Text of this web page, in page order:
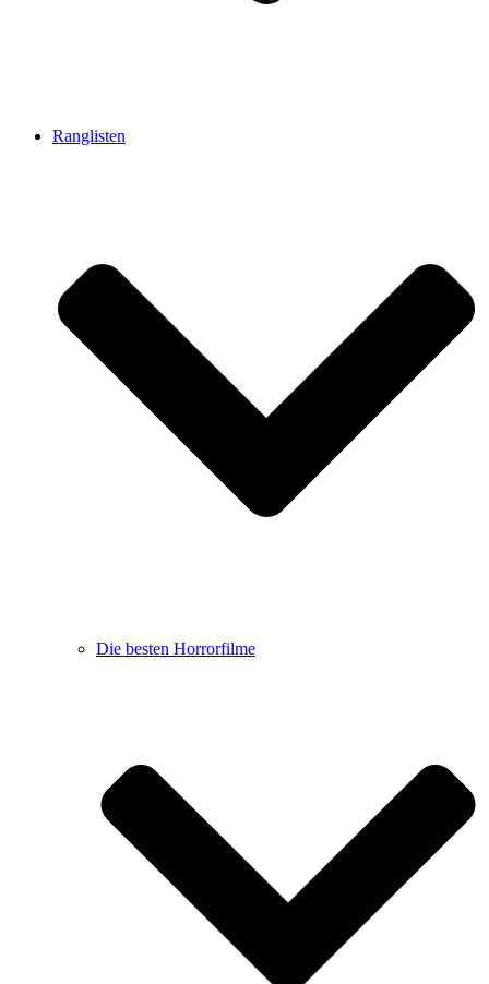
Ranglisten
Die besten Horrorfilme